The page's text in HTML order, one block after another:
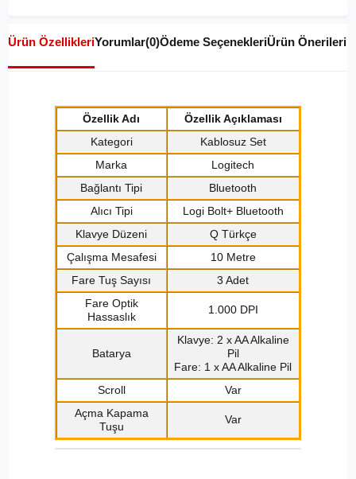
Ürün ÖzellikleriYorumlar(0)Ödeme SeçenekleriÜrün Önerileri
Özellik Adı
Özellik Açıklaması
Kategori
Kablosuz Set
Marka
Logitech
Bağlantı Tipi
Bluetooth
Alıcı Tipi
Logi Bolt+ Bluetooth
Klavye Düzeni
Q Türkçe
Çalışma Mesafesi
10 Metre
Fare Tuş Sayısı
3 Adet
Fare Optik
Hassaslık
1.000 DPI
Batarya
Klavye: 2 x AA Alkaline
Pil
Fare: 1 x AA Alkaline Pil
Scroll
Var
Açma Kapama
Tuşu
Var